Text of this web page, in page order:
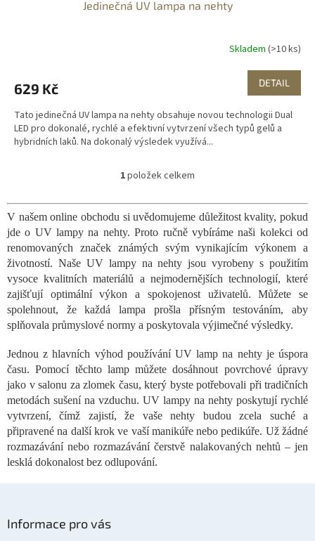
Jedinečná UV lampa na nehty
Skladem (>10 ks)
629 Kč DETAIL
Tato jedinečná UV lampa na nehty obsahuje novou technologii Dual
LED pro dokonalé, rychlé a efektivní vytvrzení všech typů gelů a
hybridních laků. Na dokonalý výsledek využívá...
O
l
á
d
a
c
í
p
r
v
k
v
ý
p
i
s
u
1položek celkem
V našem online obchodu si uvědomujeme důležitost kvality, pokud
jde o UV lampy na nehty. Proto ručně vybíráme naši kolekci od
renomovaných značek známých svým vynikajícím výkonem a
životností. Naše UV lampy na nehty jsou vyrobeny s použitím
vysoce kvalitních materiálů a nejmodernějších technologií, které
zajišťují optimální výkon a spokojenost uživatelů. Můžete se
spolehnout, že každá lampa prošla přísným testováním, aby
splňovala průmyslové normy a poskytovala výjimečné výsledky.
Jednou z hlavních výhod používání UV lamp na nehty je úspora
času. Pomocí těchto lamp můžete dosáhnout povrchové úpravy
jako v salonu za zlomek času, který byste potřebovali při tradičních
metodách sušení na vzduchu. UV lampy na nehty poskytují rychlé
vytvrzení, čímž zajistí, že vaše nehty budou zcela suché a
připravené na další krok ve vaší manikúře nebo pedikúře. Už žádné
rozmazávání nebo rozmazávání čerstvě nalakovaných nehtů – jen
lesklá dokonalost bez odlupování.
Informace pro vás